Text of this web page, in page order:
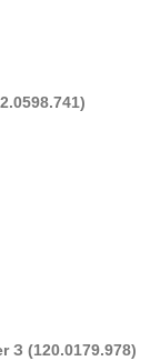
З (120.0179.978)